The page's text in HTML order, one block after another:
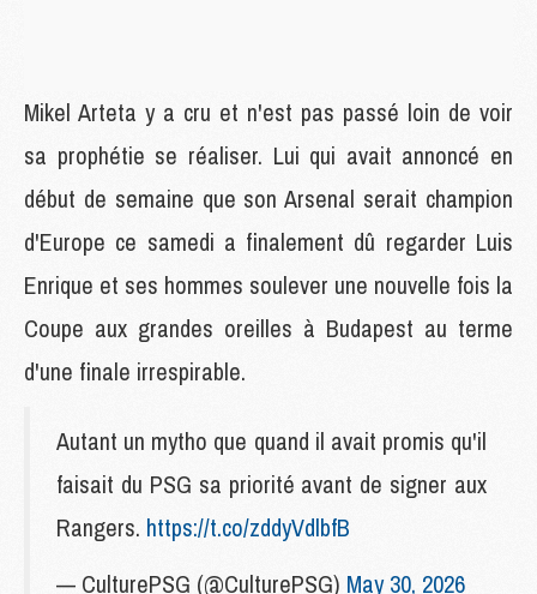
Mikel Arteta y a cru et n'est pas passé loin de voir
sa prophétie se réaliser. Lui qui avait annoncé en
début de semaine que son Arsenal serait champion
d'Europe ce samedi a finalement dû regarder Luis
Enrique et ses hommes soulever une nouvelle fois la
Coupe aux grandes oreilles à Budapest au terme
d'une finale irrespirable.
Autant un mytho que quand il avait promis qu'il
faisait du PSG sa priorité avant de signer aux
Rangers. https://t.co/zddyVdlbfB
— CulturePSG (@CulturePSG) May 30, 2026